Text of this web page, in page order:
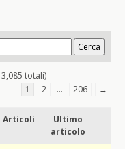
totali)
1
2 … 206 →
Articoli
Ultimo
articolo